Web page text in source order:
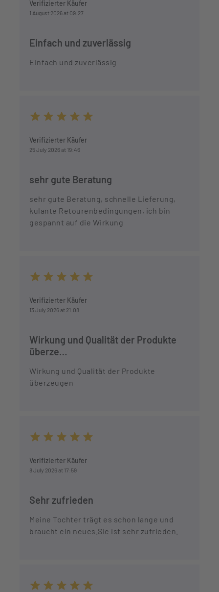
Verifizierter Käufer
1 August 2026 at 09:27
Einfach und zuverlässig
Einfach und zuverlässig
Verifizierter Käufer
25 July 2026 at 19:46
sehr gute Beratung
sehr gute Beratung, schnelle Lieferung,
kulante Retourenbedingungen, ich bin
gespannt auf die Wirkung
Verifizierter Käufer
13 July 2026 at 21:08
Wirkung und Qualität der Produkte
überze…
Wirkung und Qualität der Produkte
überzeugen
Verifizierter Käufer
8 July 2026 at 17:59
Sehr zufrieden
Meine Tochter trägt es schon lange und
braucht ein neues.Sie ist sehr zufrieden.